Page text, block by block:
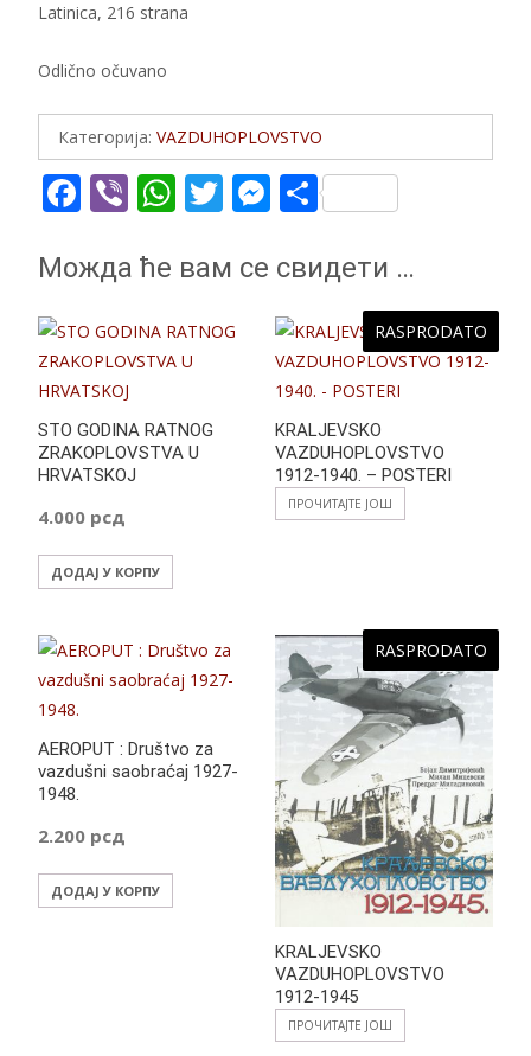
Latinica, 216 strana
Odlično očuvano
Категорија: VAZDUHOPLOVSTVO
F
e
o
o
k
Vi
er
W
at
A
p
p
T
itt
M
ss
e
n
g
er
S
ar
Можда ће вам се свидети …
STO GODINA RATNOG
ZRAKOPLOVSTVA U
HRVATSKOJ
4.000 рсд
ДОДАЈ У КОРПУ
RASPRODATO
KRALJEVSKO
VAZDUHOPLOVSTVO
1912-1940. – POSTERI
ПРОЧИТАЈТЕ ЈОШ
AEROPUT : Društvo za
vazdušni saobraćaj 1927-
1948.
2.200 рсд
ДОДАЈ У КОРПУ
RASPRODATO
KRALJEVSKO
VAZDUHOPLOVSTVO
1912-1945
ПРОЧИТАЈТЕ ЈОШ